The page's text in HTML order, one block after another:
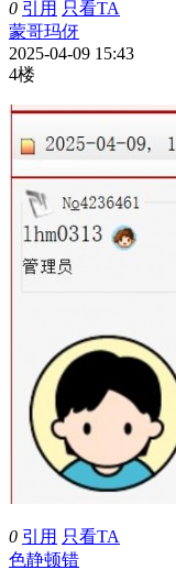
0 引用 只看TA
蒙哥玛伢
2025-04-09 15:43
4楼
0 引用 只看TA
色静顿错